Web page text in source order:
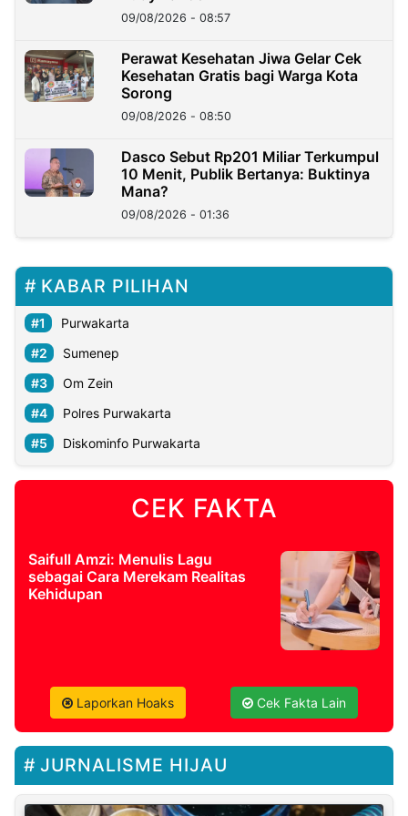
09/08/2026 - 08:57
Perawat Kesehatan Jiwa Gelar Cek
Kesehatan Gratis bagi Warga Kota
Sorong
09/08/2026 - 08:50
Dasco Sebut Rp201 Miliar Terkumpul
10 Menit, Publik Bertanya: Buktinya
Mana?
09/08/2026 - 01:36
KABAR PILIHAN
Purwakarta
Sumenep
Om Zein
Polres Purwakarta
Diskominfo Purwakarta
CEK FAKTA
Saifull Amzi: Menulis Lagu
sebagai Cara Merekam Realitas
Kehidupan
Laporkan Hoaks Cek Fakta Lain
JURNALISME HIJAU